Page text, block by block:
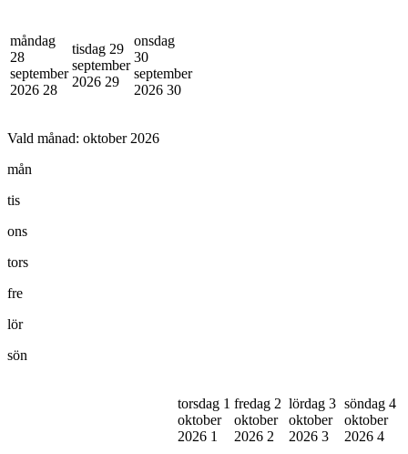
måndag
28
september
2026 28
tisdag 29
september
2026 29
onsdag
30
september
2026 30
Vald månad: oktober 2026
mån
tis
ons
tors
fre
lör
sön
torsdag 1
oktober
2026 1
fredag 2
oktober
2026 2
lördag 3
oktober
2026 3
söndag 4
oktober
2026 4